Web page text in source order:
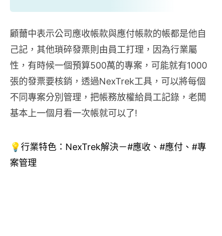
顧薾中表示公司應收帳款與應付帳款的帳都是他自
己記，其他瑣碎發票則由員工打理，因為行業屬
性，有時候一個預算500萬的專案，可能就有1000
張的發票要核銷，透過NexTrek工具，可以將每個
不同專案分別管理，把帳務放權給員工記錄，老闆
基本上一個月看一次帳就可以了!
💡行業特色：NexTrek解決－#應收、#應付、#專
案管理